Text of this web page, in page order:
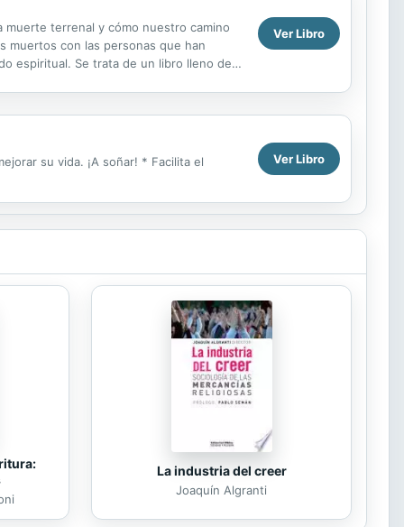
terrenal y cómo nuestro camino
muertos con las personas que han
espiritual. Se trata de un libro lleno de
Ver Libro
su vida. ¡A soñar! * Facilita el Ver Libro
La industria del creer
Joaquín Algranti